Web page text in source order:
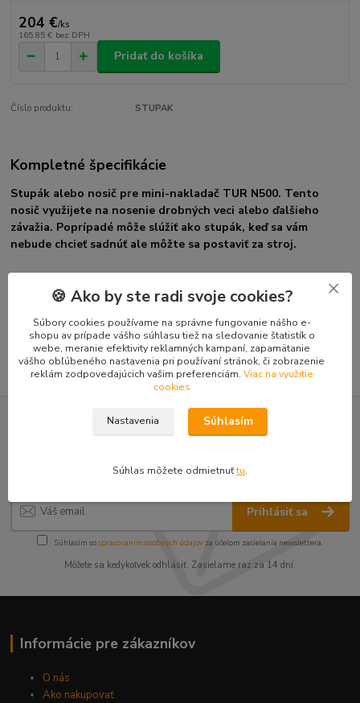
204 €/ks
165,85 € bez DPH
Pridať do košíka
Číslo produktu: STUPAK
Kompletné špecifikácie
Stupák alebo nosič pre mini-nakladač TUR N500. Tento
nosič využijete na nosenie drobných veci alebo ďalšieho
závažia. Poprípadé môže slúžiť ako stupák, keď sa vám
nebude chcieť sadnúť ale môžte sa postaviť za stroj.
Tovar zaradený v kategóriách
Doplnky mini-nakladače TUR 520
Nepremeškajte novinky, akcie a
zľavy!
Prihlásiť sa
Súhlasím sospracovaním osobných údajov za účelom zasielania newslettera.
Môžete sa kedykoľvek odhlásiť. Zasielame raz za 14 dní.
Informácie pre zákazníkov
O nás
Ako nakupovať
🍪 Ako by ste radi svoje cookies?
Súbory cookies používame na správne fungovanie nášho e-
shopu av prípade vášho súhlasu tiež na sledovanie štatistík o
webe, meranie efektivity reklamných kampaní, zapamätanie
vášho obľúbeného nastavenia pri používaní stránok, či zobrazenie
reklám zodpovedajúcich vašim preferenciám. Viac na využitie
cookies
Nastavenia Súhlasím
Súhlas môžete odmietnuťtu.